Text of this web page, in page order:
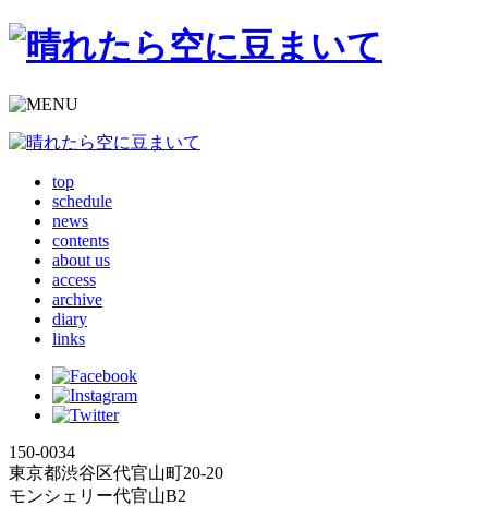
top
schedule
news
contents
about us
access
archive
diary
links
150-0034
東京都渋谷区代官山町20-20
モンシェリー代官山B2